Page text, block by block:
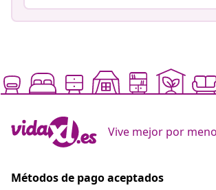
Vive mejor por
Métodos de pago aceptados